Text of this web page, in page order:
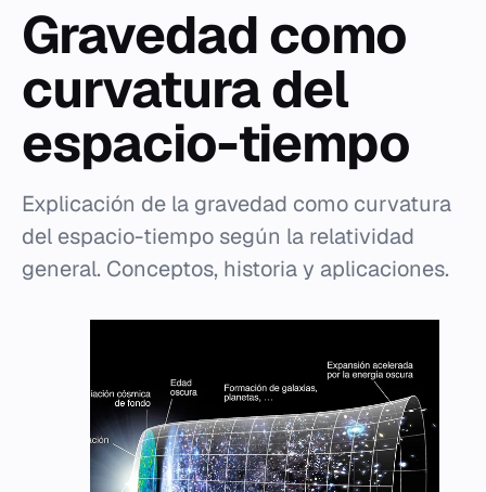
Gravedad como
curvatura del
espacio-tiempo
Explicación de la gravedad como curvatura
del espacio-tiempo según la relatividad
general. Conceptos, historia y aplicaciones.